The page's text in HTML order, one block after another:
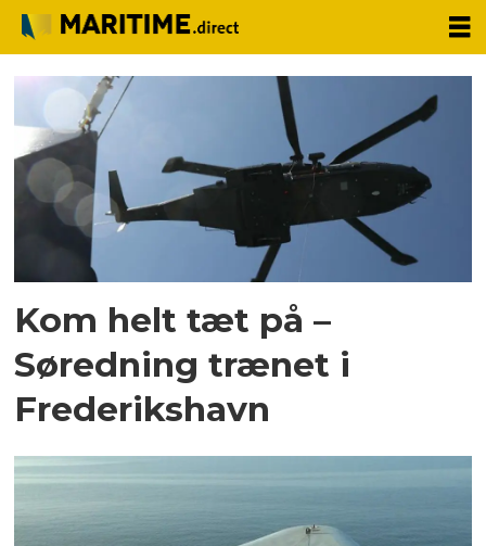
Tag:
thetis
Kom helt tæt på –
Søredning trænet i
Frederikshavn